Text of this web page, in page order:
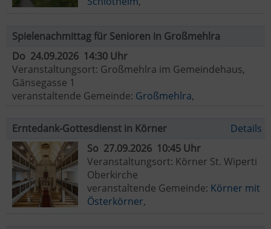
Spielenachmittag für Senioren in Großmehlra
Do 24.09.2026 14:30 Uhr
Veranstaltungsort: Großmehlra im Gemeindehaus,
Gänsegasse 1
veranstaltende Gemeinde: Großmehlra,
Erntedank-Gottesdienst in Körner
Details
So 27.09.2026 10:45 Uhr
Veranstaltungsort: Körner St. Wiperti
Oberkirche
veranstaltende Gemeinde: Körner mit
Österkörner,